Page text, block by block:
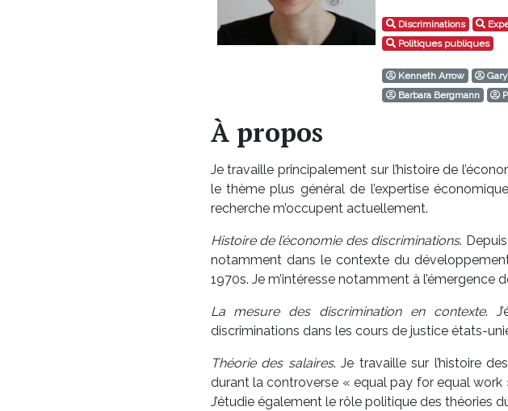
Discriminations
Politiques publiques
Kenneth Arrow
Barbara Bergmann
À propos
Je travaille principalement sur l’histoire de
le thème plus général de l’expertise
recherche m’occupent actuellement.
Histoire de l’économie des discriminations.
notamment dans le contexte du
1970s. Je m’intéresse notamment à
La mesure des discrimination en contexte.
discriminations dans les cours de justice états-
Théorie des salaires. Je travaille sur l’histoire
durant la controverse « equal pay for equal work
J’étudie également le rôle politique des théories